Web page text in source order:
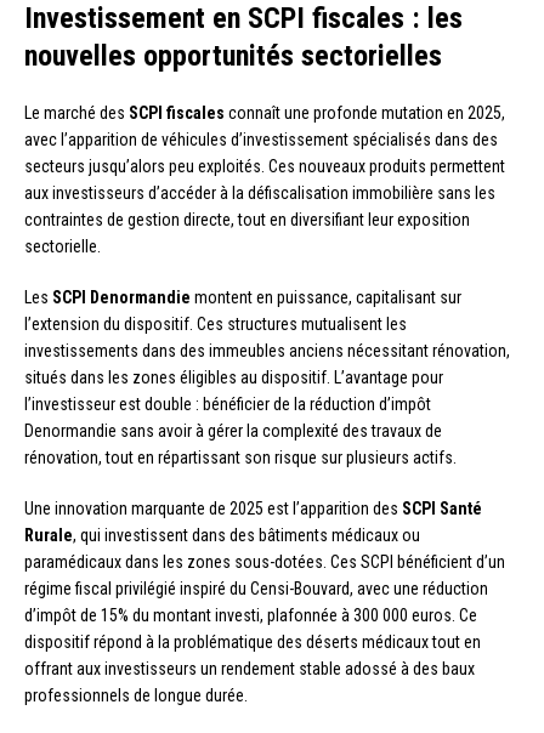
Investissement en SCPI fiscales : les
nouvelles opportunités sectorielles
Le marché des SCPI fiscales connaît une profonde mutation en 2025,
avec l’apparition de véhicules d’investissement spécialisés dans des
secteurs jusqu’alors peu exploités. Ces nouveaux produits permettent
aux investisseurs d’accéder à la défiscalisation immobilière sans les
contraintes de gestion directe, tout en diversifiant leur exposition
sectorielle.
Les SCPI Denormandie montent en puissance, capitalisant sur
l’extension du dispositif. Ces structures mutualisent les
investissements dans des immeubles anciens nécessitant rénovation,
situés dans les zones éligibles au dispositif. L’avantage pour
l’investisseur est double : bénéficier de la réduction d’impôt
Denormandie sans avoir à gérer la complexité des travaux de
rénovation, tout en répartissant son risque sur plusieurs actifs.
Une innovation marquante de 2025 est l’apparition des SCPI Santé
Rurale, qui investissent dans des bâtiments médicaux ou
paramédicaux dans les zones sous-dotées. Ces SCPI bénéficient d’un
régime fiscal privilégié inspiré du Censi-Bouvard, avec une réduction
d’impôt de 15% du montant investi, plafonnée à 300 000 euros. Ce
dispositif répond à la problématique des déserts médicaux tout en
offrant aux investisseurs un rendement stable adossé à des baux
professionnels de longue durée.